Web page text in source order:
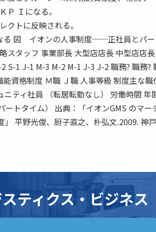
Ｐ Ｉになる。
クトに反映される。
図 イオンの人事制度──正社員とパー
スタッフ 事業部長 大型店店長 中型店店
S-1 J-1 M-3 M-2 M-1 J-3 J-2 職務? 職務?
資格制度 Ｍ職 Ｊ職 人事等級 制度主な職
ティ社員 （転居転勤なし） 労働時間 年
トタイム） 出典：「イオンGMS のマー
平野光俊、厨子直之、朴弘文.2009. 神
ティクス・ビジネス